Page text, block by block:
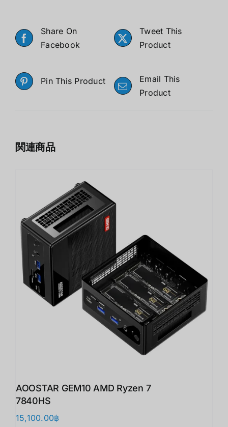
Share On
Facebook
Tweet This
Product
Pin This Product
Email This
Product
関連商品
AOOSTAR GEM10 AMD Ryzen 7
7840HS
15,100.00฿